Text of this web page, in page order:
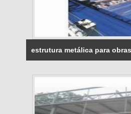
estrutura metálica para